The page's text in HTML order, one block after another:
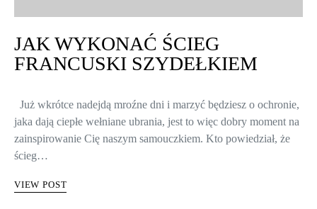
JAK WYKONAĆ ŚCIEG
FRANCUSKI SZYDEŁKIEM
Już wkrótce nadejdą mroźne dni i marzyć będziesz o ochronie,
jaka dają ciepłe wełniane ubrania, jest to więc dobry moment na
zainspirowanie Cię naszym samouczkiem. Kto powiedział, że
ścieg…
VIEW POST